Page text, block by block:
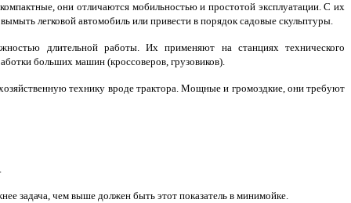
они отличаются мобильностью и простотой эксплуатации. С их
легковой автомобиль или привести в порядок садовые скульптуры.
длительной работы. Их применяют на станциях технического
больших машин (кроссоверов, грузовиков).
технику вроде трактора. Мощные и громоздкие, они требуют
задача, чем выше должен быть этот показатель в минимойке.